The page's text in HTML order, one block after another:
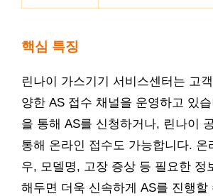
핵심 특징
린나이 가스기기 서비스센터는 고
양한 AS 접수 채널을 운영하고 있
을 통해 AS를 신청하거나, 린나이
통해 온라인 접수도 가능합니다. 온
우, 모델명, 고장 증상 등 필요한 정
해두면 더욱 신속하게 AS를 진행할